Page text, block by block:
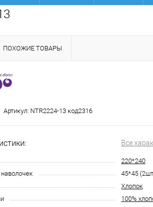
ПОХОЖИЕ ТОВАРЫ
Артикул: NTR2224-13 код2316
Все
220*240
45*45
Хлопок
100%